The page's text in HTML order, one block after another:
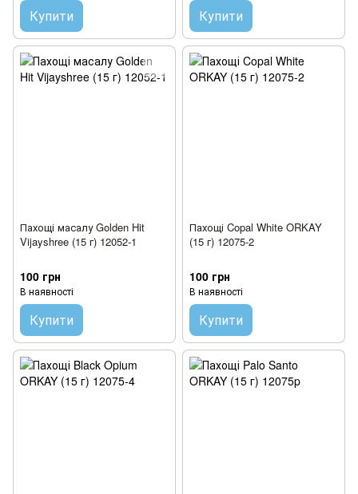
Купити Купити
Пахощі масалу Golden Hit
Vijayshree (15 г) 12052-1
100 грн
В наявності
Купити
Пахощі Copal White ORKAY
(15 г) 12075-2
100 грн
В наявності
Купити